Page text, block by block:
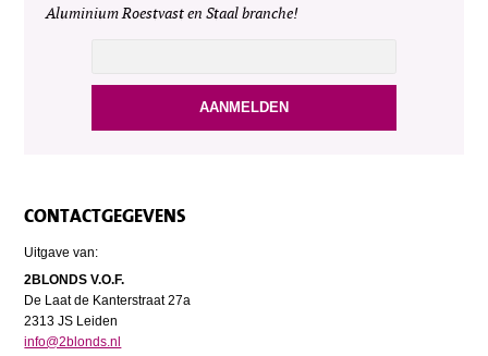
Aluminium Roestvast en Staal branche!
CONTACTGEGEVENS
Uitgave van:
2BLONDS V.O.F.
De Laat de Kanterstraat 27a
2313 JS Leiden
info@2blonds.nl